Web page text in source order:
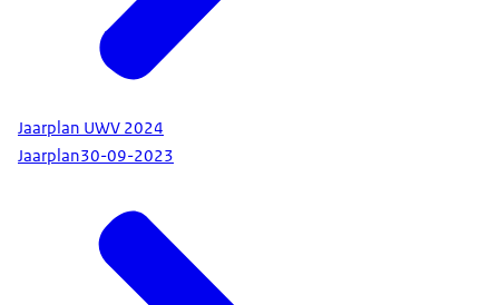
Jaarplan UWV 2024
Jaarplan30-09-2023